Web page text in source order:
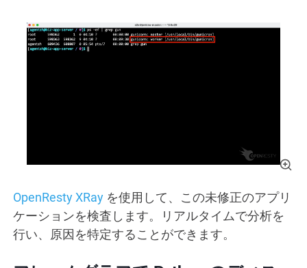
OpenResty XRay を使用して、この未修正のアプリ
ケーションを検査します。リアルタイムで分析を
行い、原因を特定することができます。